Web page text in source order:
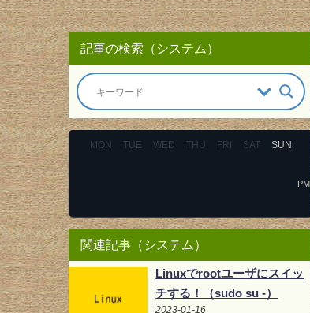
記事の検索（システム）
MON TUE WED THU FRI SAT SUN
PM
関連記事（システム）
Linuxでrootユーザにスイッ
チする！（sudo su -）
2023-01-16